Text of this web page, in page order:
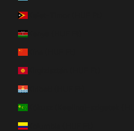
Kenya (HUF Ft)
Kiribati (HUF Ft)
Kolumbia (HUF Ft)